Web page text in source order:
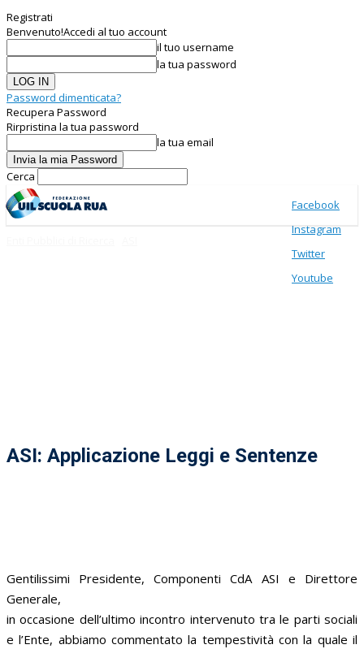
Registrati
Benvenuto!Accedi al tuo account
il tuo username
la tua password
Password dimenticata?
Recupera Password
Rirpristina la tua password
la tua email
Cerca
Facebook
Instagram
Twitter
Youtube
ASI: Applicazione Leggi e Sentenze
Gentilissimi Presidente, Componenti CdA ASI e Direttore
Generale,
in occasione dell’ultimo incontro intervenuto tra le parti sociali
e l’Ente, abbiamo commentato la tempestività con la quale il